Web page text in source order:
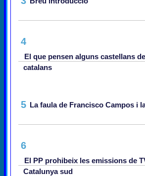
4
El que pensen alguns castellans
catalans
5 La faula de Francisco Campos i
6
El PP prohibeix les emissions de
Catalunya sud